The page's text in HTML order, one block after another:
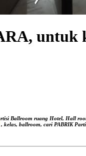
Ballroom ruang Hotel, Hall
, kelas, ballroom, cari PABRIK